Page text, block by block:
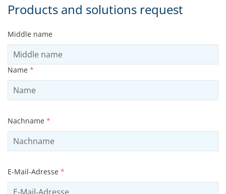
Products and solutions request
Middle name
Name *
Nachname *
E-Mail-Adresse *